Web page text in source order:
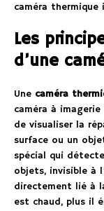
caméra thermique
Les
d’une
Une caméra
caméra à
de visualiser la
surface ou un
spécial qui
objets, invisible à
directement lié à
est chaud, plus il